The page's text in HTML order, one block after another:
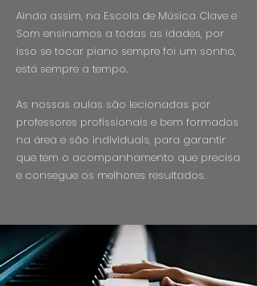
Ainda assim, na Escola de Música Clave e
Som ensinamos a todas as idades, por
isso se tocar piano sempre foi um sonho,
está sempre a tempo.
As nossas aulas são lecionadas por
professores profissionais e bem formados
na área e são individuais, para garantir
que tem o acompanhamento que precisa
e consegue os melhores resultados.